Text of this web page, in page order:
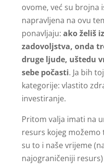
ovome, već su brojna
napravljena na ovu
ponavljaju: ako želiš
zadovoljstva, onda
druge ljude, uštedu
sebe počasti. Ja bih
kategorije: vlastito
investiranje.
Pritom valja imati na
resurs kojeg
su to i naše vrijeme
najograničeniji